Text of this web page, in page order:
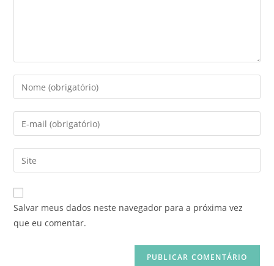
Salvar meus dados neste navegador para a próxima vez
que eu comentar.